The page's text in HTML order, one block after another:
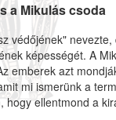
a Mikulás csoda
védőjének"
képességét. A
emberek azt
mi ismerünk a
hogy ellentmond a